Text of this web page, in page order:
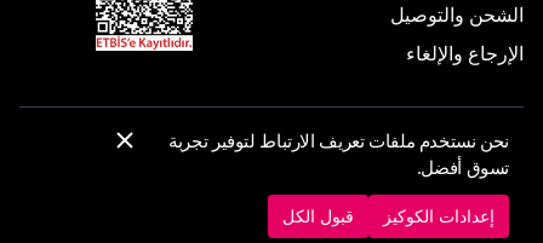
الشحن والتوصيل
الإرجاع والإلغاء
إعدادات الكوكيز
نحن نستخدم ملفات تعريف الارتباط لتوفير تجربة
تسوق أفضل.
إعدادات الكوكيز قبول الكل